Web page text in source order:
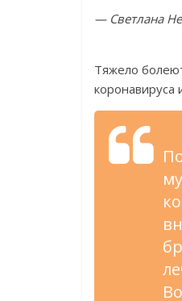
— Светлана
Тяжело
коронавируса